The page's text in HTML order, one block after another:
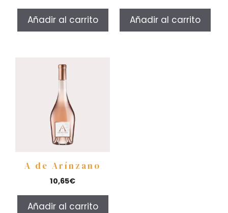
Añadir al carrito Añadir al carrito
A de Arínzano
10,65€
Añadir al carrito